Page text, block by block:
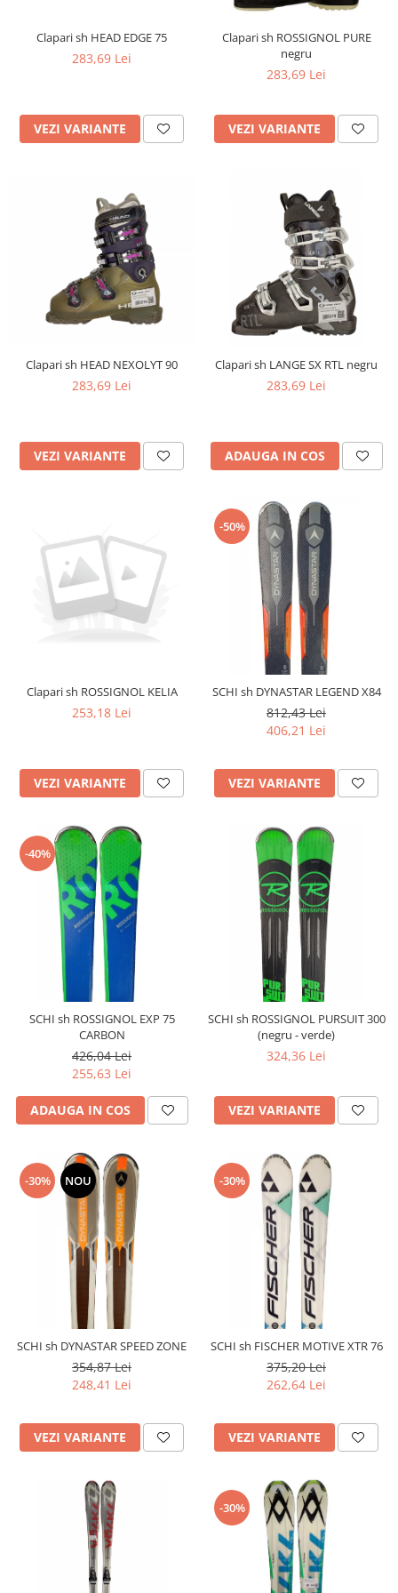
Bețe sh adulți
Bețe sh copii
Bețe noi modele feminine
Clapari sh HEAD EDGE 75
283,69 Lei
VEZI VARIANTE
Clapari sh ROSSIGNOL PURE
negru
283,69 Lei
VEZI VARIANTE
Clapari sh HEAD NEXOLYT 90
283,69 Lei
VEZI VARIANTE
Clapari sh LANGE SX RTL negru
283,69 Lei
ADAUGA IN COS
Clapari sh ROSSIGNOL KELIA
253,18 Lei
VEZI VARIANTE
-50%
SCHI sh DYNASTAR LEGEND X84
812,43 Lei
406,21 Lei
VEZI VARIANTE
-40%
SCHI sh ROSSIGNOL EXP 75
CARBON
426,04 Lei
255,63 Lei
ADAUGA IN COS
SCHI sh ROSSIGNOL PURSUIT 300
(negru - verde)
324,36 Lei
VEZI VARIANTE
-30% NOU
SCHI sh DYNASTAR SPEED ZONE
354,87 Lei
248,41 Lei
VEZI VARIANTE
-30%
SCHI sh FISCHER MOTIVE XTR 76
375,20 Lei
262,64 Lei
VEZI VARIANTE
-30%